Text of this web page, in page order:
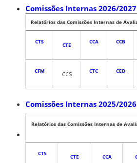
Comissões Internas 2026/2027
Relatórios das Comissões Internas de
CTS CTE CCA CCB
CFM CCS CTC CED
Comissões Internas 2025/2026
Relatórios das Comissões Internas de
CTS CTE CCA